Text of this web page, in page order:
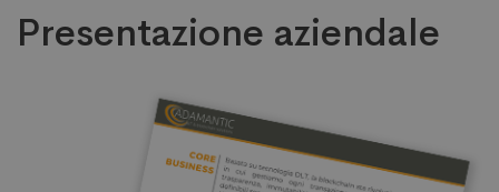
Presentazione aziendale